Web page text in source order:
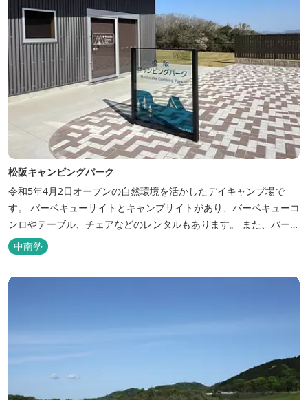
松阪キャンピングパーク
令和5年4月2日オープンの自然環境を活かしたデイキャンプ場で
す。 バーベキューサイトとキャンプサイトがあり、バーベキューコ
ンロやテーブル、チェアなどのレンタルもあります。 また、バーベ
キューサイトは屋根があり雨でも利用いただけます！ 皆さん、ぜひ
ご利用ください！
中南勢